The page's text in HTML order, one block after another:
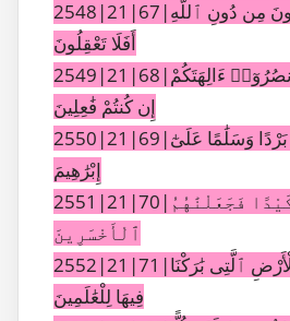
2548|21|67|أُفٍّ لَّكُمْ وَلِمَا تَعْبُدُونَ مِن دُونِ ٱللَّهِ
أَفَلَا تَعْقِلُونَ
2549|21|68|قَالُوا۟ حَرِّقُوهُ وَٱنصُرُوٓا۟ ءَالِهَتَكُمْ
إِن كُنتُمْ فَٰعِلِينَ
2550|21|69|قُلْنَا يَٰنَارُ كُونِى بَرْدًا وَسَلَٰمًا عَلَىٰٓ
إِبْرَٰهِيمَ
2551|21|70|وَأَرَادُوا۟ بِهِۦ كَيْدًا فَجَعَلْنَٰهُمُ
ٱلْأَخْسَرِينَ
2552|21|71|وَنَجَّيْنَٰهُ وَلُوطًا إِلَى ٱلْأَرْضِ ٱلَّتِى بَٰرَكْنَا
فِيهَا لِلْعَٰلَمِينَ